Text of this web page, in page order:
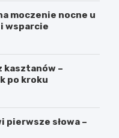
moczenie nocne u
wsparcie
kasztanów –
po kroku
pierwsze słowa –